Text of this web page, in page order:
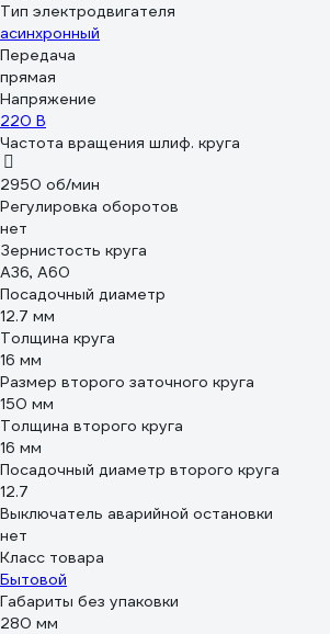
Тип электродвигателя
асинхронный
Передача
прямая
Напряжение
220 В
Частота вращения шлиф. круга
2950 об/мин
Регулировка оборотов
нет
Зернистость круга
А36, А60
Посадочный диаметр
12.7 мм
Толщина круга
16 мм
Размер второго заточного круга
150 мм
Толщина второго круга
16 мм
Посадочный диаметр второго круга
12.7
Выключатель аварийной остановки
нет
Класс товара
Бытовой
Габариты без упаковки
280 мм